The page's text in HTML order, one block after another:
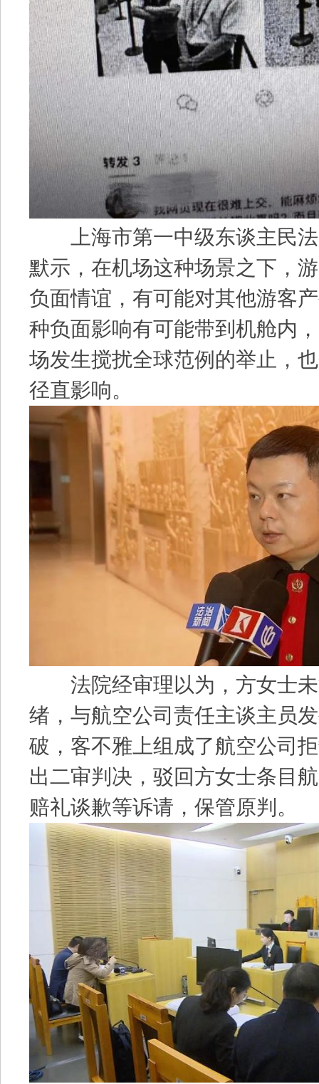
上海市第一中级东谈主民法
默示，在机场这种场景之下，
负面情谊，有可能对其他游客
种负面影响有可能带到机舱内
场发生搅扰全球范例的举止，
径直影响。
法院经审理以为，方女士未
绪，与航空公司责任主谈主员
破，客不雅上组成了航空公司
出二审判决，驳回方女士条目
赔礼谈歉等诉请，保管原判。